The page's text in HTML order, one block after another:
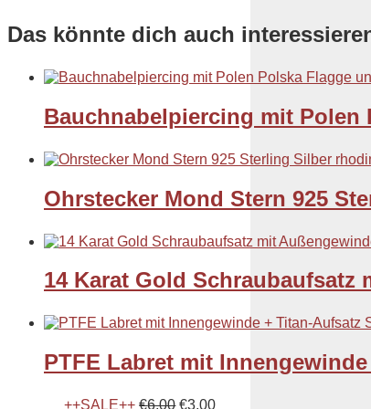
Das könnte dich auch
Bauchnabelpiercing mit Polen
Ohrstecker Mond Stern 925
14 Karat Gold Schraubaufsatz
PTFE Labret mit
++SALE++ €6,00 €3,00